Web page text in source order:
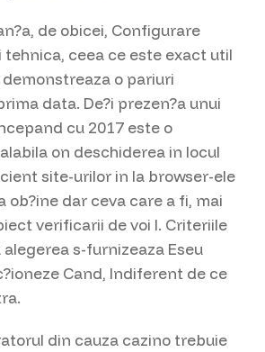
de obicei, Configurare
tehnica, ceea ce este exact util
o pariuri
data. De?i prezen?a unui
cu 2017 este o
on deschiderea in locul
site-urilor in la browser-ele
ob?ine dar ceva care a fi, mai
verificarii de voi I. Criteriile
s-furnizeaza Eseu
Cand, Indiferent de ce
din cauza cazino trebuie